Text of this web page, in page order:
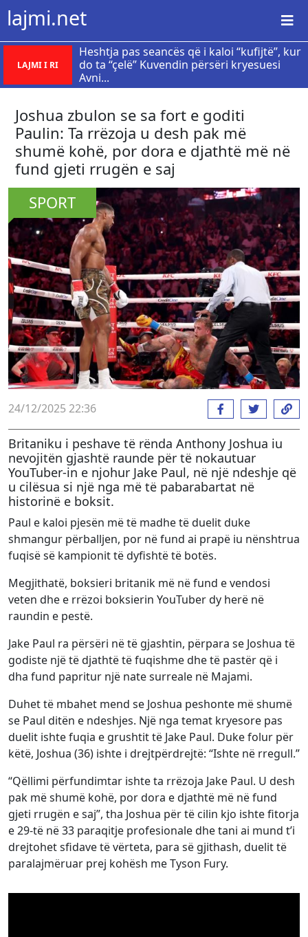
lajmi.net
LAJMI I RI
Heshtja pas seancës që i kaloi “kufijtë”, kur
do ta “çelë” Kuvendin përsëri kryesuesi
Avni...
​Joshua zbulon se sa fort e goditi
Paulin: Ta rrëzoja u desh pak më
shumë kohë, por dora e djathtë më në
fund gjeti rrugën e saj
SPORT
24/12/2025 22:36
Britaniku i peshave të rënda Anthony Joshua iu
nevojitën gjashtë raunde për të nokautuar
YouTuber-in e njohur Jake Paul, në një ndeshje që
u cilësua si një nga më të pabarabartat në
historinë e boksit.
Paul e kaloi pjesën më të madhe të duelit duke
shmangur përballjen, por në fund ai prapë iu nënshtrua
fuqisë së kampionit të dyfishtë të botës.
Megjithatë, boksieri britanik më në fund e vendosi
veten dhe e rrëzoi boksierin YouTuber dy herë në
raundin e pestë.
Jake Paul ra përsëri në të gjashtin, përpara se Joshua të
godiste një të djathtë të fuqishme dhe të pastër që i
dha fund papritur një nate surreale në Majami.
Duhet të mbahet mend se Joshua peshonte më shumë
se Paul ditën e ndeshjes. Një nga temat kryesore pas
duelit ishte fuqia e grushtit të Jake Paul. Duke folur për
këtë, Joshua (36) ishte i drejtpërdrejtë: “Ishte në rregull.”
“Qëllimi përfundimtar ishte ta rrëzoja Jake Paul. U desh
pak më shumë kohë, por dora e djathtë më në fund
gjeti rrugën e saj”, tha Joshua për të cilin kjo ishte fitorja
e 29-të në 33 paraqitje profesionale dhe tani ai mund t’i
drejtohet sfidave të vërteta, para së gjithash, duelit të
paralajmëruar prej kohësh me Tyson Fury.